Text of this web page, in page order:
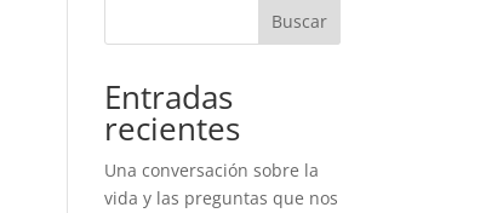
Buscar
Entradas
recientes
Una conversación sobre la
vida y las preguntas que nos